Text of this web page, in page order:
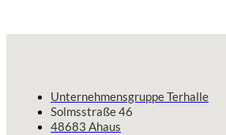
Unternehmensgruppe Terhalle
Solmsstraße 46
48683 Ahaus